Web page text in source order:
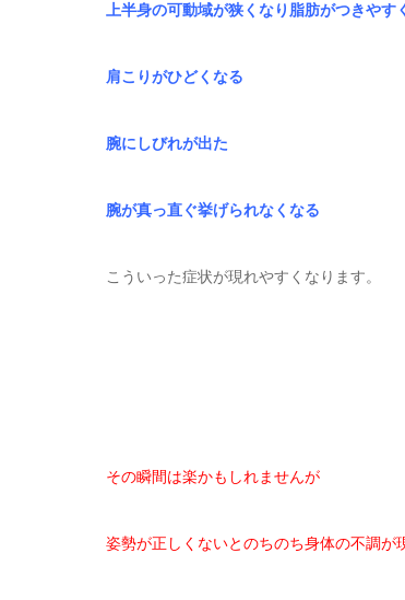
上半身の可動域が狭くなり脂肪がつきやす
肩こりがひどくなる
腕にしびれが出た
腕が真っ直ぐ挙げられなくなる
こういった症状が現れやすくなります。
その瞬間は楽かもしれませんが
姿勢が正しくないとのちのち身体の不調が